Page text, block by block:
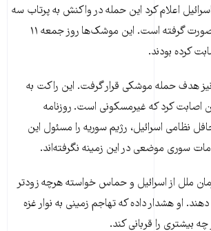
اعلام کرد این حمله در واکنش به پرتاب سه
موشک از جنوب لبنان صورت گرفته است. این موشک‌ها روز جمعه ۱۱
کرده بودند.
هدف حمله موشکی قرار گرفت. این راکت به
اصابت کرد که غیرمسکونی است. روزنامه
نظامی اسرائیل، رژیم سوریه را مسئول این
سوری موضعی در این زمینه نگرفته‌اند.
ملل از اسرائیل و حماس خواسته هرچه زودتر
او هشدار داده که تهاجم زمینی به نوار غزه
بیشتری را قربانی کند.